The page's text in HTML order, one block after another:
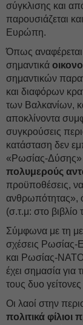
σύγκλισης και
παρουσιάζεται
Ευρώπη.
Όπως αναφέρεται,
σημαντικά
σημαντικών
και διαφόρων
των Βαλκανίων,
αποκλίνοντα
συγκρούσεις
κατάσταση δεν
«Ρωσίας-Δύσης»
πολυμερούς
προϋποθέσεις, να
ανθρωπότητας»,
(σ.τ.μ: στο
Σύμφωνα με τη
σχέσεις
και Ρωσίας-
έχει σημασία για
τους δυο
Οι λαοί στην
πολιτικά